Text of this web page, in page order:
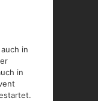
in
in